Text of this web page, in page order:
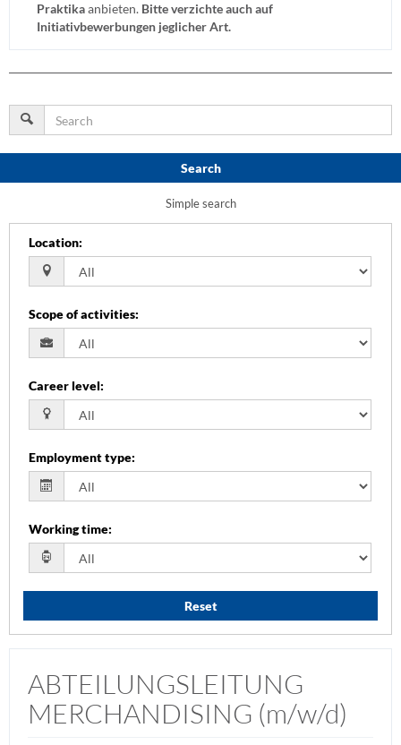
Praktikaanbieten. Bitte verzichte auch auf
Initiativbewerbungen jeglicher Art.
Search
Simple search
Location:
Scope of activities:
Career level:
Employment type:
Working time:
Reset
ABTEILUNGSLEITUNG
MERCHANDISING (m/w/d)